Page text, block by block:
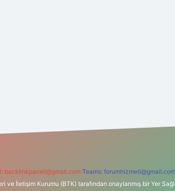
backlinkpaneli@gmail.com Teams: forumhizmeti@gmail.com
ve İletişim Kurumu (BTK) tarafından onaylanmış bir Yer